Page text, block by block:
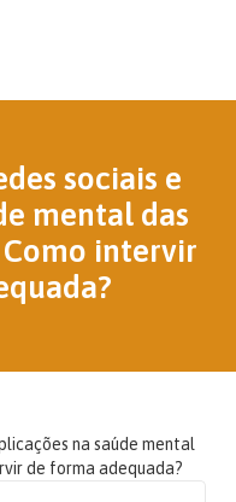
sociais e
mental das
Como intervir